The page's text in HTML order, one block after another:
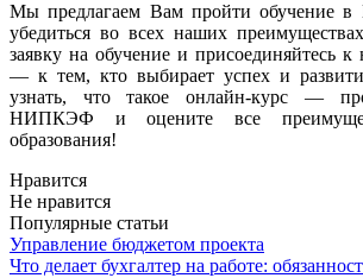
Мы предлагаем Вам пройти
убедиться во всех наших
заявку на обучение и присоединяйтесь
— к тем, кто выбирает успех и
узнать, что такое онлайн-курс —
НИПКЭФ и оцените все
образования!
Нравится
Не нравится
Популярные статьи
Управление бюджетом проекта
Что делает бухгалтер на работе: